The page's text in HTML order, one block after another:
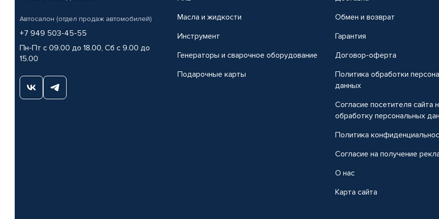
Автосалон (отдел продаж автомобилей)
+7 949 503-45-55
Пн-Пт с 09.00 до 18.00, Сб с 9.00 до
15.00
Масла и жидкости
Инструмент
Генераторы и сварочное оборудование
Подарочные карты
Обмен и возврат
Гарантия
Договор-оферта
Политика обработки
данных
Согласие посетителя сайта
обработку персональных
Политика
Согласие на получение
О нас
Карта сайта